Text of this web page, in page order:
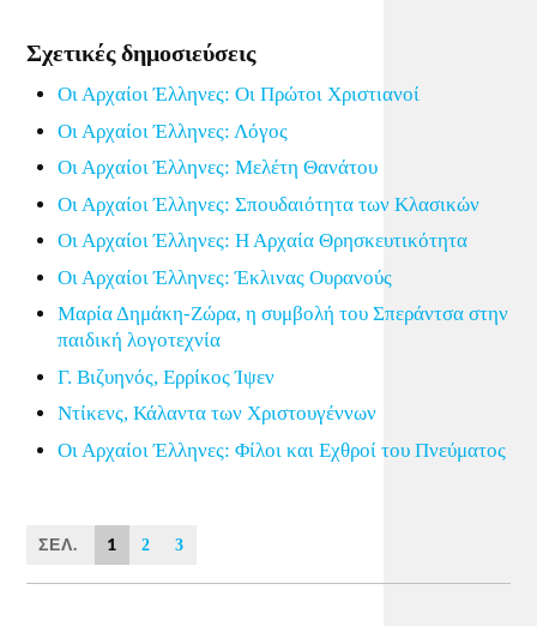
Σχετικές δημοσιεύσεις
Οι Αρχαίοι Έλληνες: Οι Πρώτοι Χριστιανοί
Οι Αρχαίοι Έλληνες: Λόγος
Οι Αρχαίοι Έλληνες: Μελέτη Θανάτου
Οι Αρχαίοι Έλληνες: Σπουδαιότητα των Κλασικών
Οι Αρχαίοι Έλληνες: Η Αρχαία Θρησκευτικότητα
Οι Αρχαίοι Έλληνες: Έκλινας Ουρανούς
Μαρία Δημάκη-Ζώρα, η συμβολή του Σπεράντσα στην
παιδική λογοτεχνία
Γ. Βιζυηνός, Ερρίκος Ίψεν
Ντίκενς, Κάλαντα των Χριστουγέννων
Οι Αρχαίοι Έλληνες: Φίλοι και Εχθροί του Πνεύματος
ΣΕΛ. 1 2 3